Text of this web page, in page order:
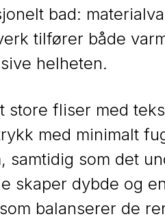
bad:
tilfører både
helheten.
store fliser med
med minimalt
samtidig som det
skaper dybde og
balanserer de